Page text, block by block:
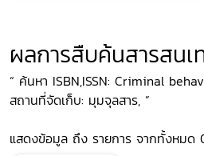
ผลการสืบค้นสารสนเ
“ ค้นหา ISBN,ISSN: Criminal
สถานที่จัดเก็บ: มุมจุลสาร, ”
แสดงข้อมูล ถึง รายการ จากทั้งหมด